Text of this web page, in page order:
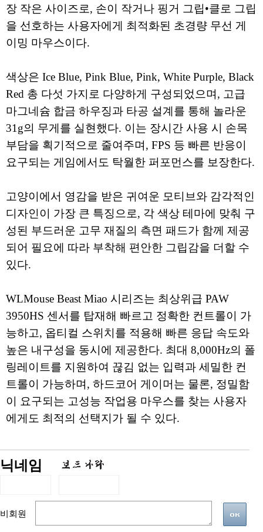
장 작은 사이즈로, 손이 작거나 핑거 그립•클로 그립
을 선호하는 사용자에게 최적화된 초경량 무선 게
이밍 마우스이다.
색상은 Ice Blue, Pink Blue, Pink, White Purple, Black
Red 총 다섯 가지로 다양하게 구성되었으며, 고급
마그네슘 합금 하우징과 타공 설계를 통해 놀라운
31g의 무게를 실현했다. 이는 장시간 사용 시 손목
부담을 획기적으로 줄여주며, FPS 등 빠른 반응이
요구되는 게임에서도 탁월한 퍼포먼스를 보장한다.
고양이에서 영감을 받은 귀여운 모티브와 감각적인
디자인이 가장 큰 특징으로, 각 색상 테마에 맞춰 구
성된 부드러운 고무 재질의 측면 패드가 함께 제공
되어 필요에 따라 부착해 편안한 그립감을 더할 수
있다.
WLMouse Beast Miao 시리즈는 최상위급 PAW
3950HS 센서를 탑재해 빠르고 정확한 컨트롤이 가
능하고, 옵티컬 스위치를 적용해 빠른 응답 속도와
높은 내구성을 동시에 제공한다. 최대 8,000Hz의 폴
링레이트를 지원하여 끊김 없는 입력과 세밀한 컨
트롤이 가능하며, 하드코어 게이머는 물론, 정밀함
이 요구되는 고성능 작업용 마우스를 찾는 사용자
에게도 최적의 선택지가 될 수 있다.
닉네임
비회원